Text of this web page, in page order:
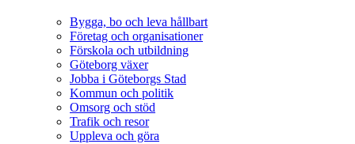
Bygga, bo och leva hållbart
Företag och organisationer
Förskola och utbildning
Göteborg växer
Jobba i Göteborgs Stad
Kommun och politik
Omsorg och stöd
Trafik och resor
Uppleva och göra